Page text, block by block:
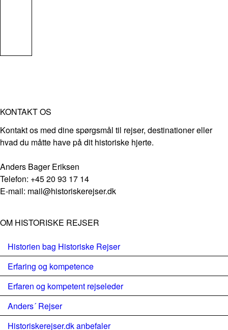
KONTAKT OS
Kontakt os med dine spørgsmål til rejser, destinationer eller
hvad du måtte have på dit historiske hjerte.
Anders Bager Eriksen
Telefon: +45 20 93 17 14
E-mail: mail@historiskerejser.dk
OM HISTORISKE REJSER
Historien bag Historiske Rejser
Erfaring og kompetence
Erfaren og kompetent rejseleder
Anders´ Rejser
Historiskerejser.dk anbefaler